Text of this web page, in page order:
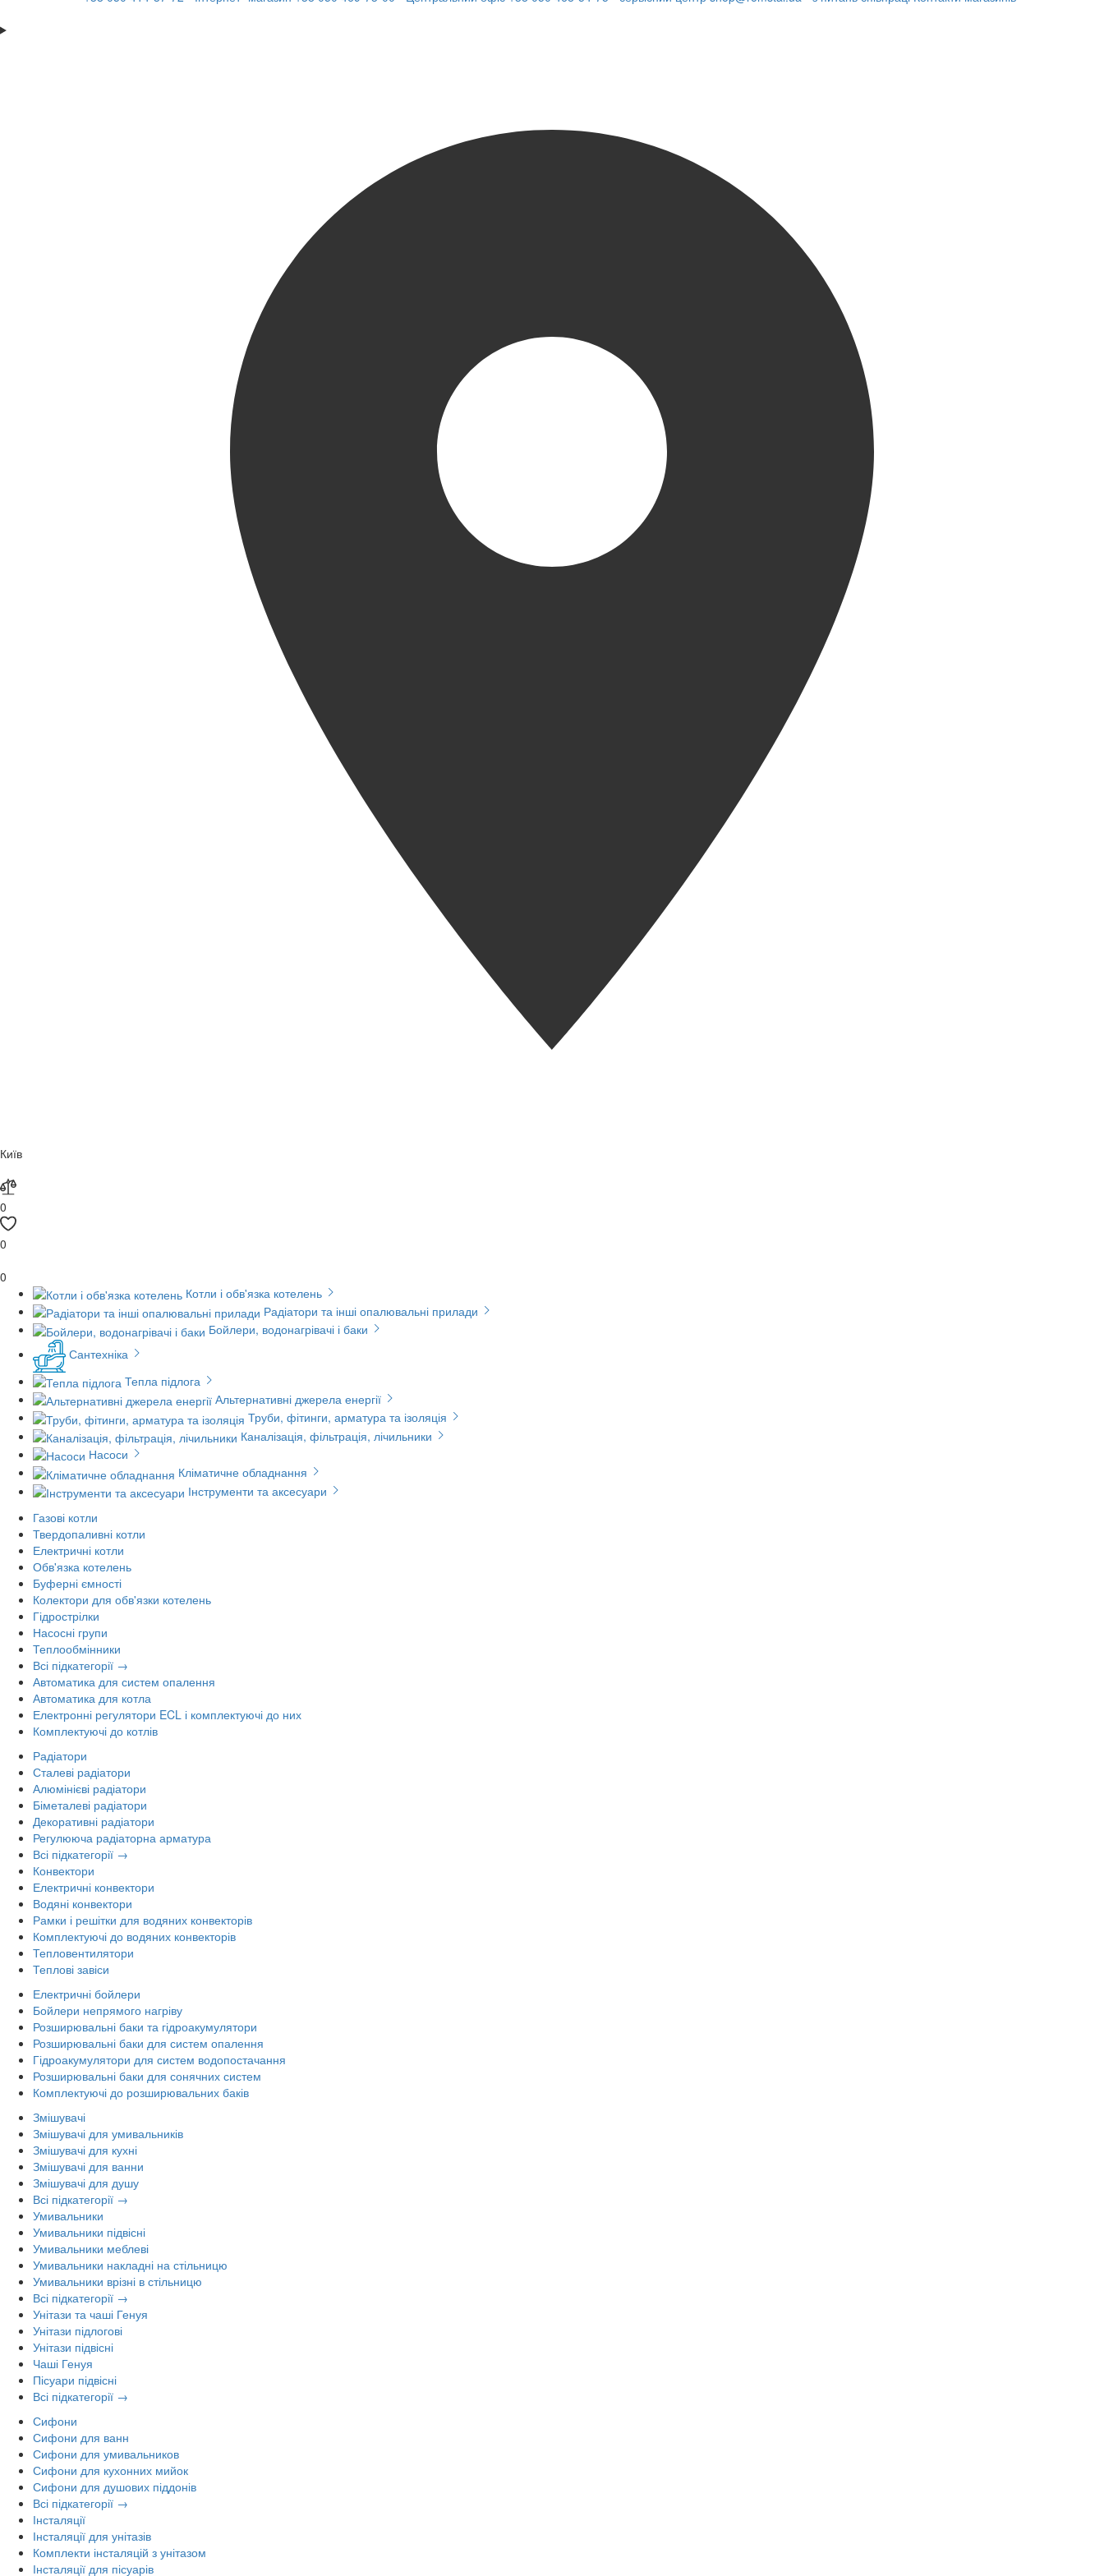
Київ
0
0
0
Котли і обв'язка котелень
Радіатори та інші опалювальні прилади
Бойлери, водонагрівачі і баки
Сантехніка
Тепла підлога
Альтернативні джерела енергії
Труби, фітинги, арматура та ізоляція
Каналізація, фільтрація, лічильники
Насоси
Кліматичне обладнання
Інструменти та аксесуари
Газові котли
Твердопаливні котли
Електричні котли
Обв'язка котелень
Буферні ємності
Колектори для обв'язки котелень
Гідрострілки
Насосні групи
Теплообмінники
Всі підкатегорії →
Автоматика для систем опалення
Автоматика для котла
Електронні регулятори ECL і комплектуючі до них
Комплектуючі до котлів
Радіатори
Сталеві радіатори
Алюмінієві радіатори
Біметалеві радіатори
Декоративні радіатори
Регулююча радіаторна арматура
Всі підкатегорії →
Конвектори
Електричні конвектори
Водяні конвектори
Рамки і решітки для водяних конвекторів
Комплектуючі до водяних конвекторів
Тепловентилятори
Теплові завіси
Електричні бойлери
Бойлери непрямого нагріву
Розширювальні баки та гідроакумулятори
Розширювальні баки для систем опалення
Гідроакумулятори для систем водопостачання
Розширювальні баки для сонячних систем
Комплектуючі до розширювальних баків
Змішувачі
Змішувачі для умивальників
Змішувачі для кухні
Змішувачі для ванни
Змішувачі для душу
Всі підкатегорії →
Умивальники
Умивальники підвісні
Умивальники меблеві
Умивальники накладні на стільницю
Умивальники врізні в стільницю
Всі підкатегорії →
Унітази та чаші Генуя
Унітази підлогові
Унітази підвісні
Чаші Генуя
Пісуари підвісні
Всі підкатегорії →
Сифони
Сифони для ванн
Сифони для умивальников
Сифони для кухонних мийок
Сифони для душових піддонів
Всі підкатегорії →
Інсталяції
Інсталяції для унітазів
Комплекти інсталяцій з унітазом
Інсталяції для пісуарів